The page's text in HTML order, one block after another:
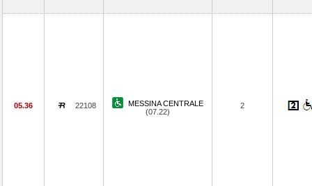
05.36 22108
MESSINA CENTRALE
(07.22)
2